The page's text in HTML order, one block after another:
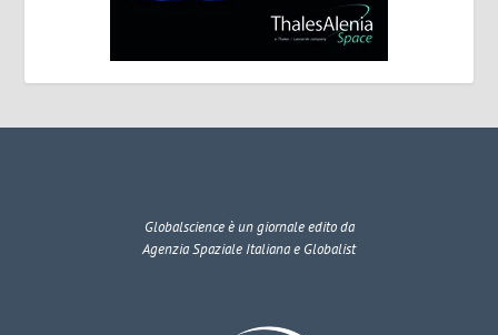
Globalscienceè un giornale edito da
Agenzia Spaziale Italiana e Globalist